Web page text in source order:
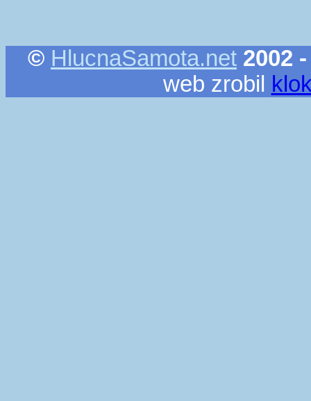
© HlucnaSamota.net 2002
web zrobil